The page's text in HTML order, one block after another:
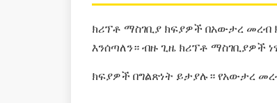
ክሪፕቶ ማስገቢያ ክፍያዎች በአውታረ መረብ
እንሰጣለን። ብዙ ጊዜ ክሪፕቶ ማስገቢያዎች
ክፍያዎች በግልጽነት ይታያሉ። የአውታረ